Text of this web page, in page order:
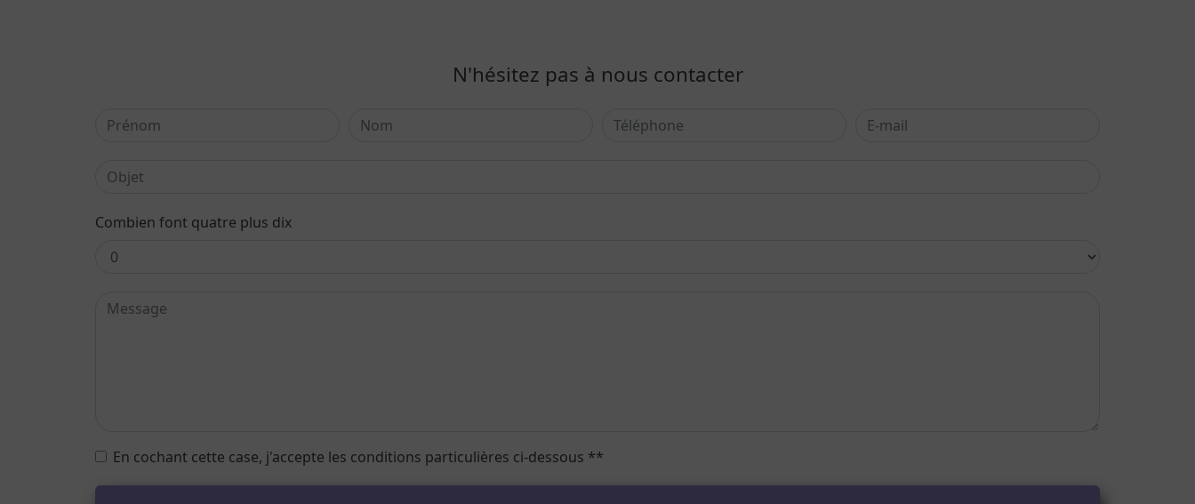
N'hésitez pas à nous contacter
Combien font quatre plus dix
En cochant cette case, j'accepte les conditions particulières ci-dessous **